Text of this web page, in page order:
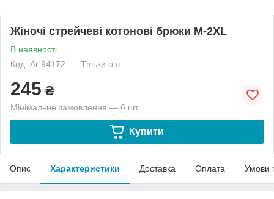
Жіночі стрейчеві котонові брюки М-2XL
В наявності
Код: Ar 94172
Тільки опт
245 ₴
Мінімальне замовлення — 6 шт.
Купити
Опис Характеристики Доставка Оплата Умови